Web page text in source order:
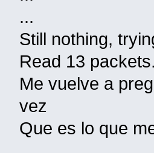
...
Still nothing,
Read 13
Me vuelve a
vez
Que es lo que